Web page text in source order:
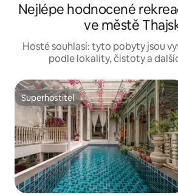
Nejlépe hodnocené
ve městě
Hosté souhlasí: tyto pobyty jsou
podle lokality, čistoty a
Superhostitel
Superhostitel